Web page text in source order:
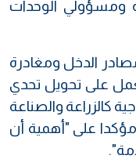
الوحدات
الدخل ومغادرة
على تحويل تحدي
كالزراعة والصناعة
مؤكدا على "أهمية أن